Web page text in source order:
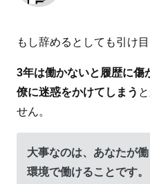
もし辞めるとしても引け
3年は働かないと履歴に傷
僚に迷惑をかけてしまう
せん。
大事なのは、あなたが
環境で働けることです。